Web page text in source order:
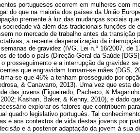
portugueses ocorrem em mulheres com
do que na maioria dos países da União
premente à luz das mudanças sociais
sociedade vá além das tradicionais funções
no mercado de trabalho antes da transição
a recente despenalização da
de gravidez (IVG, Lei n.º 16/2007, de
de todo o país (Direção-Geral da Saúde
prosseguimento e a interrupção da gravidez
que engravidam tornam-se mães (DGS,
se que 46% a tenham prosseguido por
& Canavarro, 2013). Uma vez que esta
das jovens (Figueiredo, Pacheco, &
Kashan, Baker, & Kenny, 2010), e dado
explorar os fatores que contribuem
quadro legislativo português. Tal
e aos contextos de vida destas jovens por
e à posterior adaptação da jovem à sua